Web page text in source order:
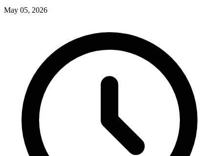
May 05, 2026